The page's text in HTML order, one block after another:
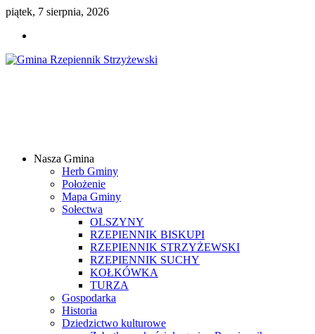
piątek, 7 sierpnia, 2026
Samorządowy
Internetowy
Nasza Gmina
Herb Gminy
Położenie
Mapa Gminy
Sołectwa
OLSZYNY
RZEPIENNIK BISKUPI
RZEPIENNIK STRZYŻEWSKI
RZEPIENNIK SUCHY
KOŁKÓWKA
TURZA
Gospodarka
Historia
Dziedzictwo kulturowe